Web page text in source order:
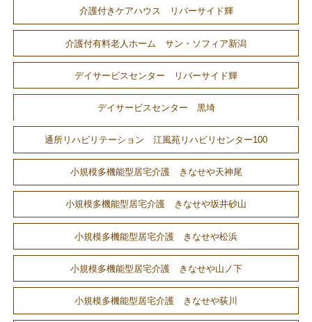
介護付きケアハウス リバーサイド輝
介護付有料老人ホーム サン・ソフィア新潟
デイサービスセンター リバーサイド輝
デイサービスセンター 黒埼
通所リハビリテーション 江風苑リハビリセンター100
小規模多機能型居宅介護 きなせや天神尾
小規模多機能型居宅介護 きなせや坂井砂山
小規模多機能型居宅介護 きなせや松浜
小規模多機能型居宅介護 きなせや山ノ下
小規模多機能型居宅介護 きなせや荻川